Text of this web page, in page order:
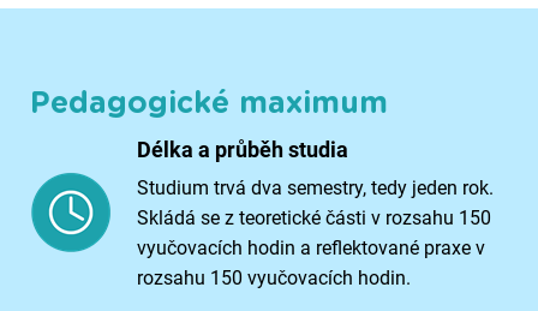
Pedagogické maximum
Délka a průběh studia
Studium trvá dva semestry, tedy jeden rok.
Skládá se z teoretické části v rozsahu 150
vyučovacích hodin a reflektované praxe v
rozsahu 150 vyučovacích hodin.